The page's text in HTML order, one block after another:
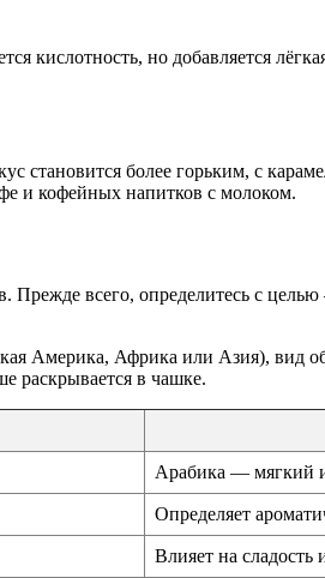
кислотность, но добавляется
становится более горьким, с
и кофейных напитков с молоком.
Прежде всего, определитесь с
Америка, Африка или Азия),
раскрывается в чашке.
Арабика — мягкий
Определяет
Влияет на сладость